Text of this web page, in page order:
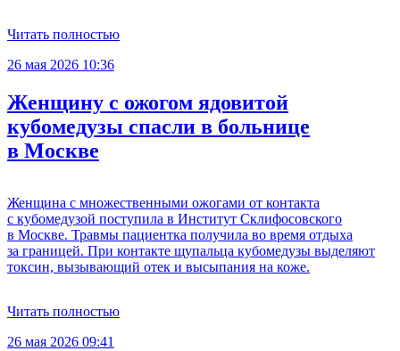
Читать полностью
26 мая 2026 10:36
Женщину с ожогом ядовитой
кубомедузы спасли в больнице
в Москве
Женщина с множественными ожогами от контакта
с кубомедузой поступила в Институт Склифосовского
в Москве. Травмы пациентка получила во время отдыха
за границей. При контакте щупальца кубомедузы выделяют
токсин, вызывающий отек и высыпания на коже.
Читать полностью
26 мая 2026 09:41